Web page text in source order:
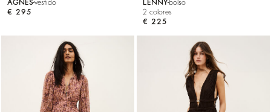
AGNESvestido
€ 295
LENNY bolso
2 colores
€ 225